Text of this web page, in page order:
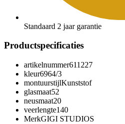
Standaard 2 jaar garantie
Productspecificaties
artikelnummer611227
kleur6964/3
montuurstijlKunststof
glasmaat52
neusmaat20
veerlengte140
MerkGIGI STUDIOS